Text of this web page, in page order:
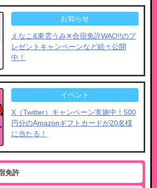
お知らせ
えなこ&東雲うみ✕合宿免許WAO!!のプ
レゼントキャンペーンなど​続々公開
中！
イベント
X（Twitter）キャンペーン実施中！500
円分のAmazonギフトカードが20名様
に当たる！
免許